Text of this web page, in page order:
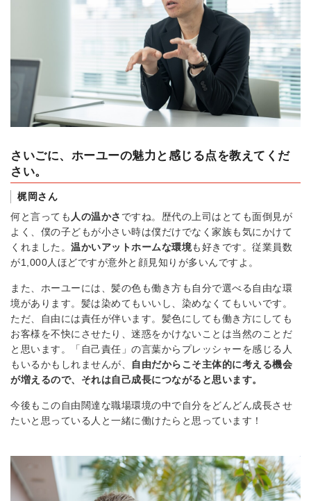
さいごに、ホーユーの魅力と感じる点を教えてくだ
さい。
梶岡さん
何と言っても 人の温かさ ですね。歴代の上司はとても面倒見が
よく、僕の子どもが小さい時は僕だけでなく家族も気にかけて
くれました。 温かいアットホームな環境も好きです。従業員数
が1,000人ほどですが意外と顔見知りが多いんですよ。
また、ホーユーには、髪の色も働き方も自分で選べる自由な環
境があります。髪は染めてもいいし、染めなくてもいいです。
ただ、自由には責任が伴います。髪色にしても働き方にしても
お客様を不快にさせたり、迷惑をかけないことは当然のことだ
と思います。「自己責任」の言葉からプレッシャーを感じる人
もいるかもしれませんが、
自由だからこそ主体的に考える機会
が増えるので、それは自己成長につながると思います。
今後もこの自由闊達な職場環境の中で自分をどんどん成長させ
たいと思っている人と一緒に働けたらと思っています！